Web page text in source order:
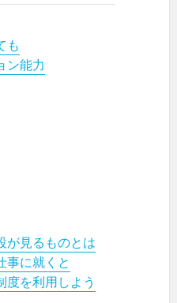
も
ン能力
が見るものとは
事に就くと
を利用しよう